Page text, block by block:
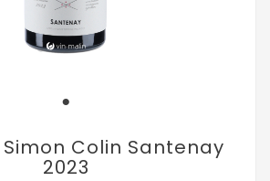
Colin Santenay
2023